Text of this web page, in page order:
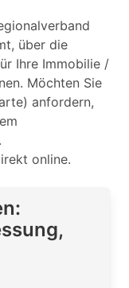
über die
Ihre Immobilie /
Möchten Sie
anfordern,
online.